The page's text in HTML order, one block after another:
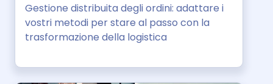
Gestione distribuita degli ordini: adattare i
vostri metodi per stare al passo con la
trasformazione della logistica